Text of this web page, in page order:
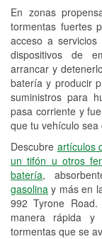
En zonas
tormentas fuertes
acceso a
dispositivos de
arrancar y
batería y producir
suministros para
pasa corriente y
que tu vehículo
Descubre artículos
un tifón u otros
batería,
gasolina y más en
992 Tyrone
manera rápida
tormentas que se